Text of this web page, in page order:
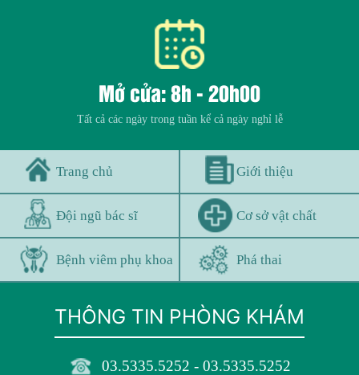
Mở cửa: 8h - 20h00
Tất cả các ngày trong tuần kể cả ngày nghỉ lễ
Trang chủ Giới thiệu
Đội ngũ bác sĩ Cơ sở vật chất
Bệnh viêm phụ khoa Phá thai
THÔNG TIN PHÒNG KHÁM
03.5335.5252 - 03.5335.5252